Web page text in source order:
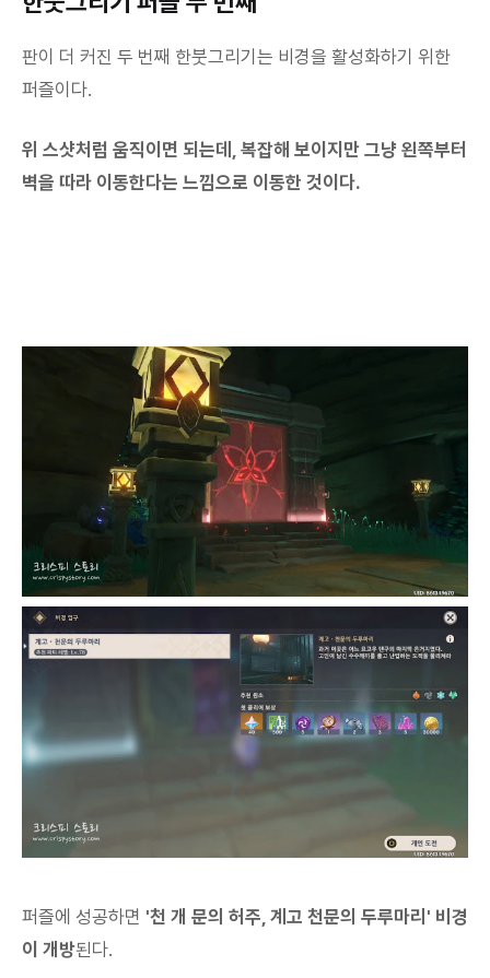
판이 더 커진 두 번째 한붓그리기는 비경을 활성화하기 위한
퍼즐이다.
위 스샷처럼 움직이면 되는데, 복잡해 보이지만 그냥 왼쪽부터
벽을 따라 이동한다는 느낌으로 이동한 것이다.
퍼즐에 성공하면 '천 개 문의 허주, 계고 천문의 두루마리' 비경
이 개방된다.